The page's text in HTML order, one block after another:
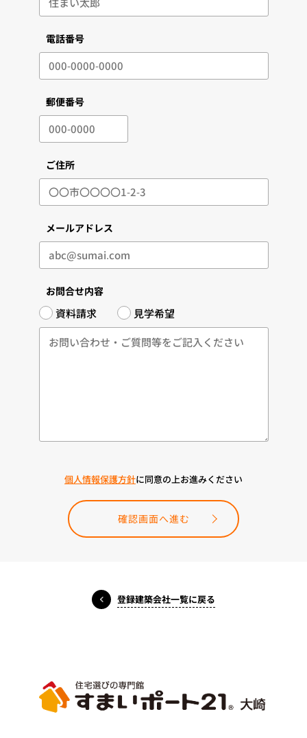
電話番号
郵便番号
ご住所
メールアドレス
お問合せ内容
資料請求 見学希望
個人情報保護方針に同意の上お進みください
確認画面へ進む
登録建築会社一覧に戻る